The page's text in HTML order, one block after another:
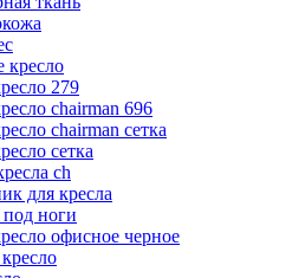
кресло
279
chairman 696
chairman сетка
сетка
ch
для кресла
ноги
офисное черное